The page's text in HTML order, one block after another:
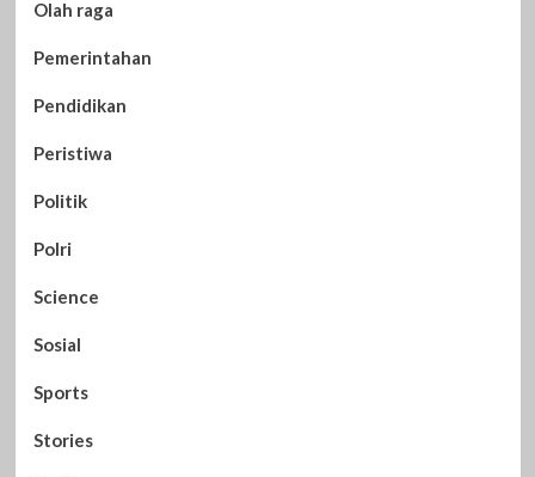
Olah raga
Pemerintahan
Pendidikan
Peristiwa
Politik
Polri
Science
Sosial
Sports
Stories